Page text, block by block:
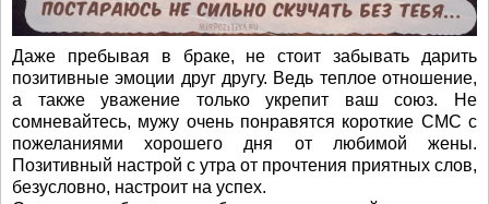
Даже пребывая в браке, не стоит забывать дарить
позитивные эмоции друг другу. Ведь теплое отношение,
а также уважение только укрепит ваш союз. Не
сомневайтесь, мужу очень понравятся короткие СМС с
пожеланиями хорошего дня от любимой жены.
Позитивный настрой с утра от прочтения приятных слов,
безусловно, настроит на успех.